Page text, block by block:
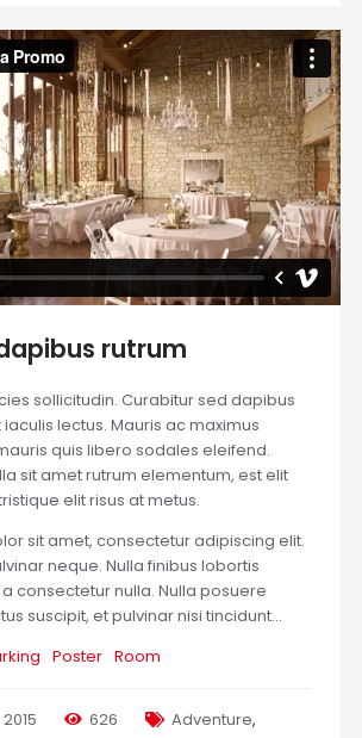
rutrum
sollicitudin. Curabitur sed dapibus
lectus. Mauris ac maximus
quis libero sodales eleifend.
sit amet rutrum elementum, est elit
elit risus at metus.
sit amet, consectetur adipiscing elit.
neque. Nulla finibus lobortis
consectetur nulla. Nulla posuere
suscipit, et pulvinar nisi tincidunt…
Poster Room
626 Adventure,